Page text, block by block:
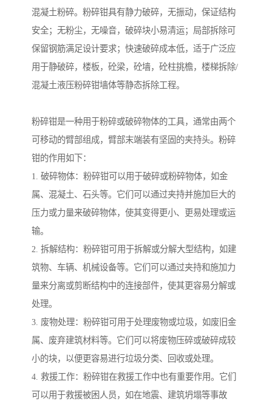
混凝土粉碎。粉碎钳具有静力破碎，无振动，保证结构
安全；无粉尘，无噪音，破碎块小易清运；局部拆除可
保留钢筋满足设计要求；快速破碎成本低，适于广泛应
用于静破碎，楼板，砼梁，砼墙，砼柱挑檐，楼梯拆除/
混凝土液压粉碎钳墙体等静态拆除工程。
粉碎钳是一种用于粉碎或破碎物体的工具，通常由两个
可移动的臂部组成，臂部末端装有坚固的夹持头。粉碎
钳的作用如下：
1. 破碎物体：粉碎钳可以用于破碎或粉碎物体，如金
属、混凝土、石头等。它们可以通过夹持并施加巨大的
压力或力量来破碎物体，使其变得更小、更易处理或运
输。
2. 拆解结构：粉碎钳可用于拆解或分解大型结构，如建
筑物、车辆、机械设备等。它们可以通过夹持和施加力
量来分离或剪断结构中的连接部件，使其更容易分解或
处理。
3. 废物处理：粉碎钳可用于处理废物或垃圾，如废旧金
属、废弃建筑材料等。它们可以将废物压碎或破碎成较
小的块，以便更容易进行垃圾分类、回收或处理。
4. 救援工作：粉碎钳在救援工作中也有重要作用。它们
可以用于救援被困人员，如在地震、建筑坍塌等事故